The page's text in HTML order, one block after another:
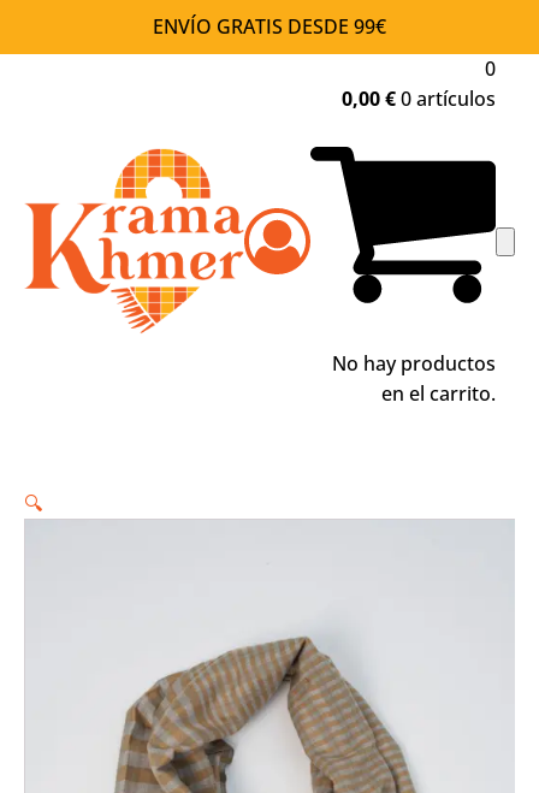
ENVÍO GRATIS DESDE 99€
0
0,00€0 artículos
No hay productos
en el carrito.
🔍